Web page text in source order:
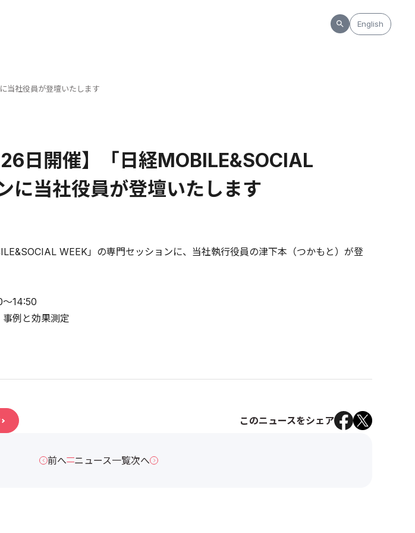
English
当社役員が登壇いたします
日開催】「日経MOBILE&SOCIAL
に当社役員が登壇いたします
WEEK」の専門セッションに、当社執行役員の津下本（つかもと）が登
～14:50
例と効果測定
このニュースをシェア
前へ ニュース一覧次へ